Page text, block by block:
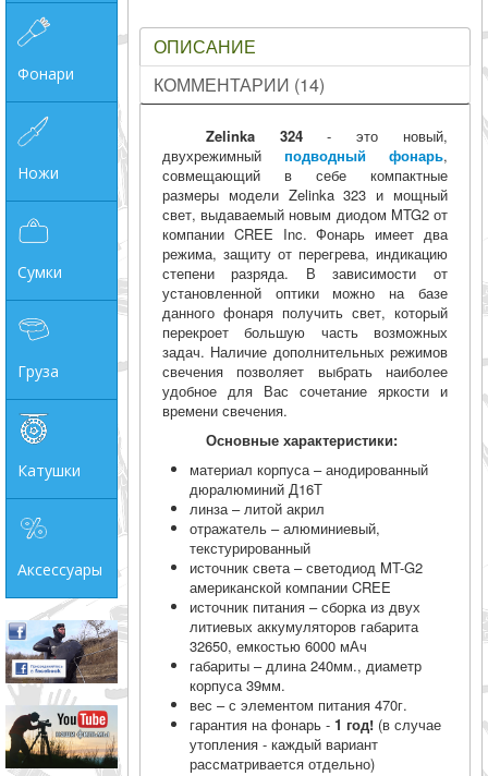
Фонари
Ножи
Сумки
Груза
Катушки
Аксессуары
ОПИСАНИЕ
КОММЕНТАРИИ (14)
Zelinka 324- это новый,
двухрежимный подводный фонарь,
совмещающий в себе компактные
размеры модели Zelinka 323 и мощный
свет, выдаваемый новым диодом MTG2 от
компании CREE Inc. Фонарь имеет два
режима, защиту от перегрева, индикацию
степени разряда. В зависимости от
установленной оптики можно на базе
данного фонаря получить свет, который
перекроет большую часть возможных
задач. Наличие дополнительных режимов
свечения позволяет выбрать наиболее
удобное для Вас сочетание яркости и
времени свечения.
Основные характеристики:
материал корпуса – анодированный
дюралюминий Д16Т
линза – литой акрил
отражатель – алюминиевый,
текстурированный
источник света – светодиод MT-G2
американской компании CREE
источник питания – сборка из двух
литиевых аккумуляторов габарита
32650, емкостью 6000 мАч
габариты – длина 240мм., диаметр
корпуса 39мм.
вес – с элементом питания 470г.
гарантия на фонарь - 1 год!(в случае
утопления - каждый вариант
рассматривается отдельно)